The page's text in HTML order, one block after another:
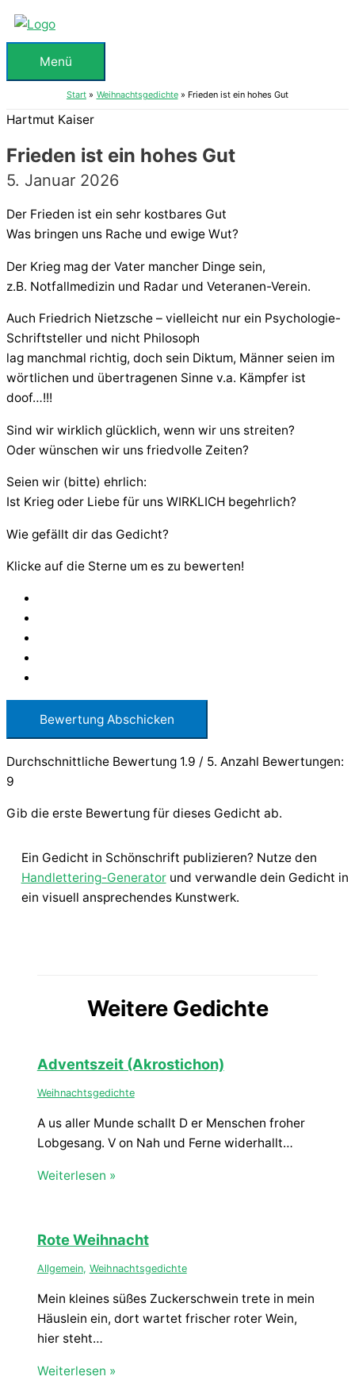
Zum
Inhalt
springenMenü
Menü
Start Weihnachtsgedichte Frieden ist ein hohes Gut
Hartmut Kaiser
Frieden ist ein hohes Gut
5. Januar 2026
Der Frieden ist ein sehr kostbares Gut
Was bringen uns Rache und ewige Wut?
Der Krieg mag der Vater mancher Dinge sein,
z.B. Notfallmedizin und Radar und Veteranen-Verein.
Auch Friedrich Nietzsche – vielleicht nur ein Psychologie-
Schriftsteller und nicht Philosoph
lag manchmal richtig, doch sein Diktum, Männer seien im
wörtlichen und übertragenen Sinne v.a. Kämpfer ist
doof…!!!
Sind wir wirklich glücklich, wenn wir uns streiten?
Oder wünschen wir uns friedvolle Zeiten?
Seien wir (bitte) ehrlich:
Ist Krieg oder Liebe für uns WIRKLICH begehrlich?
Wie gefällt dir das Gedicht?
Klicke auf die Sterne um es zu bewerten!
Bewertung Abschicken
Durchschnittliche Bewertung 1.9 / 5. Anzahl Bewertungen:
9
Gib die erste Bewertung für dieses Gedicht ab.
Ein Gedicht in Schönschrift publizieren? Nutze den
Handlettering-Generatorund verwandle dein Gedicht in
ein visuell ansprechendes Kunstwerk.
Weitere Gedichte
Adventszeit (Akrostichon)
Weihnachtsgedichte
A us aller Munde schallt D er Menschen froher
Lobgesang. V on Nah und Ferne widerhallt…
Weiterlesen »
Rote Weihnacht
Allgemein, Weihnachtsgedichte
Mein kleines süßes Zuckerschwein trete in mein
Häuslein ein, dort wartet frischer roter Wein,
hier steht…
Weiterlesen »